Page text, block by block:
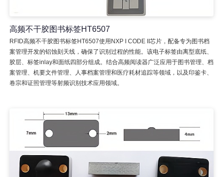
高频不干胶图书标签HT6507
RFID高频不干胶图书标签HT6507使用NXP I CODE II芯片，配备专为图书档
案管理开发的铝蚀刻天线，确保了识别过程的性能。该电子标签由离型底纸、
胶层、标签inlay和面纸四部分组成。结合高频阅读器广泛应用于图书管理、档
案管理、机要文件管理、人事档案管理和医疗耗材追踪等领域，以及印鉴卡、
卷宗和证照管理等射频识别技术应用领域。